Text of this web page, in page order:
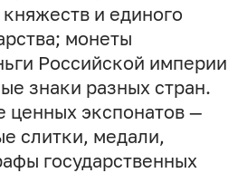
и единого
монеты
Российской империи
знаки разных стран.
ценных экспонатов —
слитки, медали,
государственных